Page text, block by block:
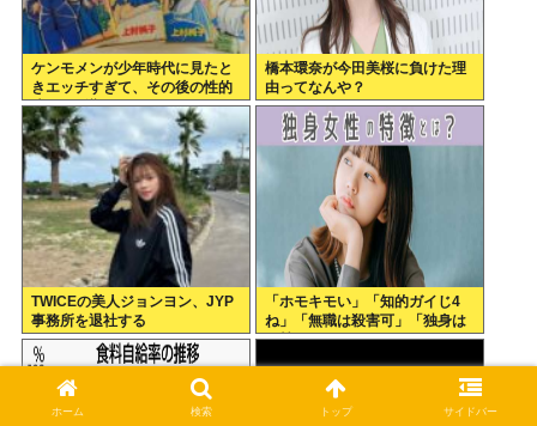
ケンモメンが少年時代に見たと
きエッチすぎて、その後の性的
嗜好に影響したキャラ
橋本環奈が今田美桜に負けた理
由ってなんや？
TWICEの美人ジョンヨン、JYP
事務所を退社する
「ホモキモい」「知的ガイじ4
ね」「無職は殺害可」「独身は
奴隷にしろ」←こういうこと気
ホーム 検索 トップ サイドバー